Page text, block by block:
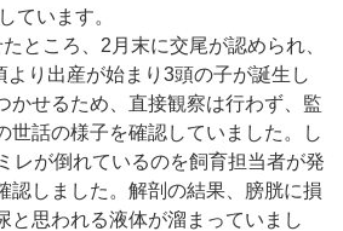
ています。
ところ、2月末に交尾が認められ、
り出産が始まり3頭の子が誕生し
かせるため、直接観察は行わず、監
世話の様子を確認していました。し
レが倒れているのを飼育担当者が発
認しました。解剖の結果、膀胱に損
と思われる液体が溜まっていまし